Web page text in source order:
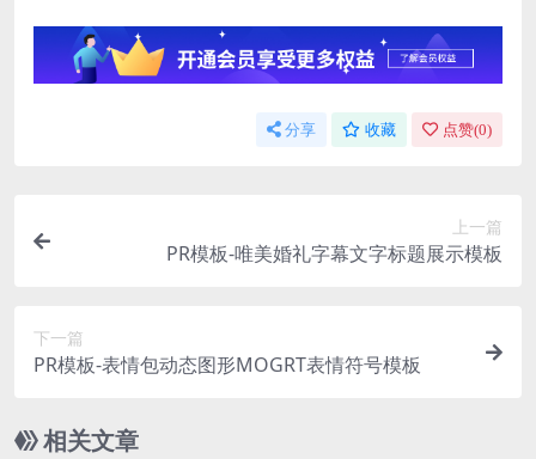
分享 收藏 点赞(0)
上一篇
PR模板-唯美婚礼字幕文字标题展示模板
下一篇
PR模板-表情包动态图形MOGRT表情符号模板
相关文章